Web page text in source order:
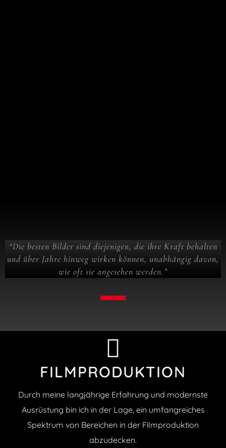
“Die besten Bilder sind diejenigen, die ihre Kraft behalten
und über Jahre hinweg wirken können, unabhängig davon,
wie oft sie angesehen werden.”
FILMPRODUKTION
Durch meine langjährige Erfahrung und modernste
Ausrüstung bin ich in der Lage, ein umfangreiches
Spektrum von Bereichen in der Filmproduktion
abzudecken.